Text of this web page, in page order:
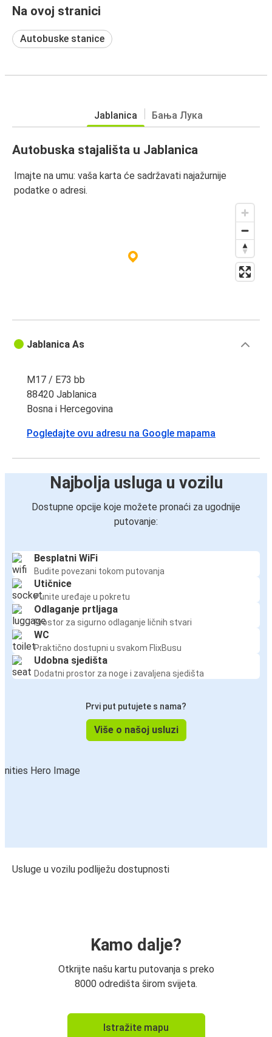
Na ovoj stranici
Autobuske stanice
Jablanica Бања Лука
Autobuska stajališta u Jablanica
Imajte na umu: vaša karta će sadržavati najažurnije
podatke o adresi.
Jablanica As
M17 / E73 bb
88420 Jablanica
Bosna i Hercegovina
Pogledajte ovu adresu na Google mapama
Najbolja usluga u vozilu
Dostupne opcije koje možete pronaći za ugodnije
putovanje:
Besplatni WiFi
Budite povezani tokom putovanja
Utičnice
Punite uređaje u pokretu
Odlaganje prtljaga
Prostor za sigurno odlaganje ličnih stvari
WC
Praktično dostupni u svakom FlixBusu
Udobna sjedišta
Dodatni prostor za noge i zavaljena sjedišta
Prvi put putujete s nama?
Više o našoj usluzi
Usluge u vozilu podliježu dostupnosti
Kamo dalje?
Otkrijte našu kartu putovanja s preko
8000 odredišta širom svijeta.
Istražite mapu